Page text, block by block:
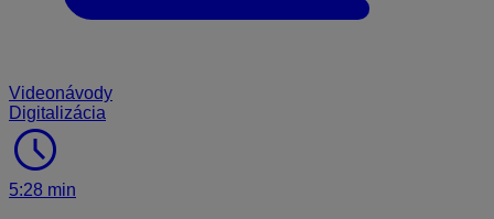
Videonávody
Digitalizácia
schedule
5:28 min